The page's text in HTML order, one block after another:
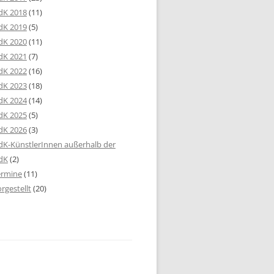
2018(11)
2019(5)
2020(11)
2021 (7)
2022(16)
2023(18)
2024(14)
2025(5)
2026(3)
KünstlerInnen außerhalb der
(2)
(11)
(20)